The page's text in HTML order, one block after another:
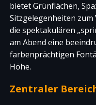
bietet Grünflächen,
Sitzgelegenheiten zum
die spektakulären
am Abend eine
farbenprächtigen
Höhe.
Zentraler